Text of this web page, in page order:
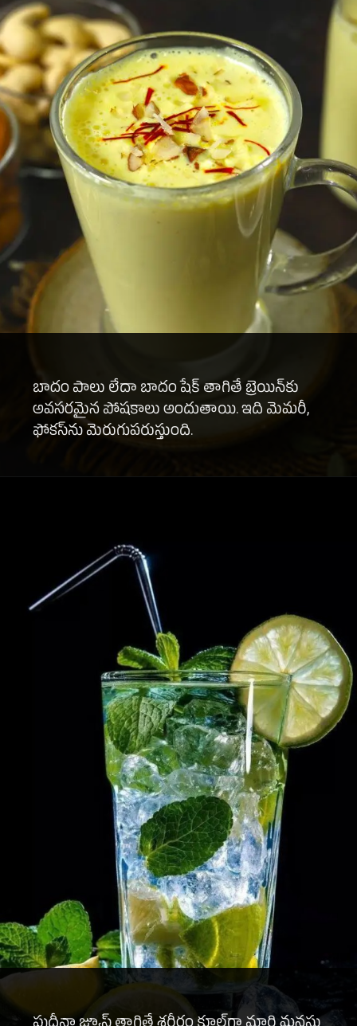
బాదం పాలు లేదా బాదం షేక్ తాగితే బ్రెయిన్‌కు
అవసరమైన పోషకాలు అందుతాయి. ఇది మెమరీ,
ఫోకస్‌ను మెరుగుపరుస్తుంది.